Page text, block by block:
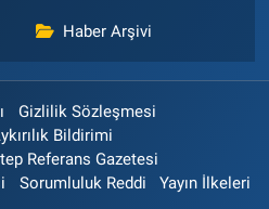
Haber Arşivi
Gizlilik Sözleşmesi
Bildirimi
Referans Gazetesi
Sorumluluk Reddi Yayın İlkeleri